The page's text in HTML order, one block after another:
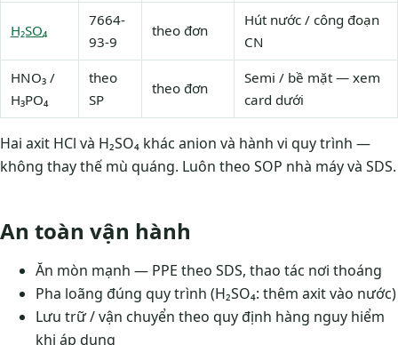
H₂SO₄
7664-
93-9
theo đơn
Hút nước / công đoạn
CN
HNO₃ /
H₃PO₄
theo
SP
theo đơn
Semi / bề mặt — xem
card dưới
Hai axit HCl và H₂SO₄ khác anion và hành vi quy trình —
không thay thế mù quáng. Luôn theo SOP nhà máy và SDS.
An toàn vận hành
Ăn mòn mạnh — PPE theo SDS, thao tác nơi thoáng
Pha loãng đúng quy trình (H₂SO₄: thêm axit vào nước)
Lưu trữ / vận chuyển theo quy định hàng nguy hiểm
khi áp dụng